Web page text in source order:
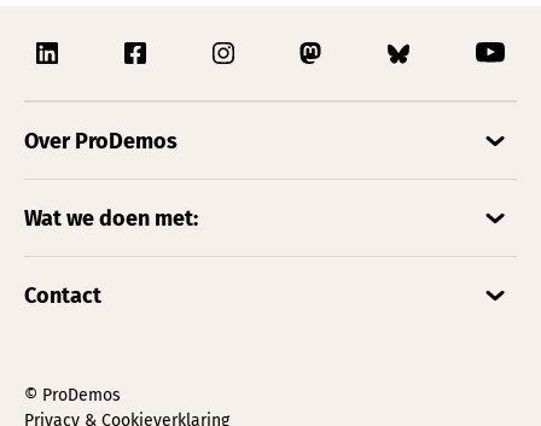
Over ProDemos
Wat we doen met:
Contact
© ProDemos
Privacy & Cookieverklaring